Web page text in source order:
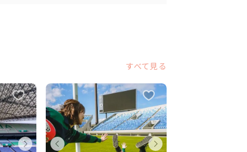
フォトウェディングのすてきなところ
すべて見る
ト
ウェディングフォト
ォト
ウェディングフォト
ォト
ウェディングフォト